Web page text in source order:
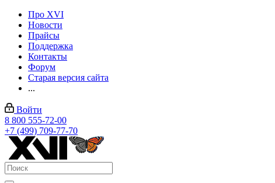
Про XVI
Новости
Прайсы
Поддержка
Контакты
Форум
Старая версия сайта
...
Войти
8 800 555-72-00
+7 (499) 709-77-70